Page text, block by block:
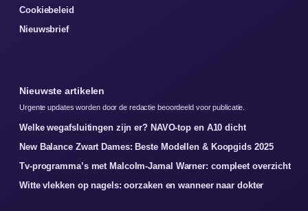
Cookiebeleid
Nieuwsbrief
Nieuwste artikelen
Urgente updates worden door de redactie beoordeeld voor publicatie.
Welke wegafsluitingen zijn er? NAVO-top en A10 dicht
New Balance Zwart Dames: Beste Modellen & Koopgids 2025
Tv-programma’s met Malcolm-Jamal Warner: compleet overzicht
Witte vlekken op nagels: oorzaken en wanneer naar dokter